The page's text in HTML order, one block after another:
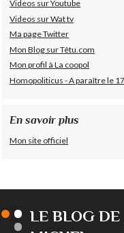
Videos sur Youtube
Videos sur Wat tv
Ma page Twitter
Mon Blog sur Têtu.com
Mon profil à La coopol
Homopoliticus - A paraître le
En savoir plus
Mon site officiel
LE BLOG DE